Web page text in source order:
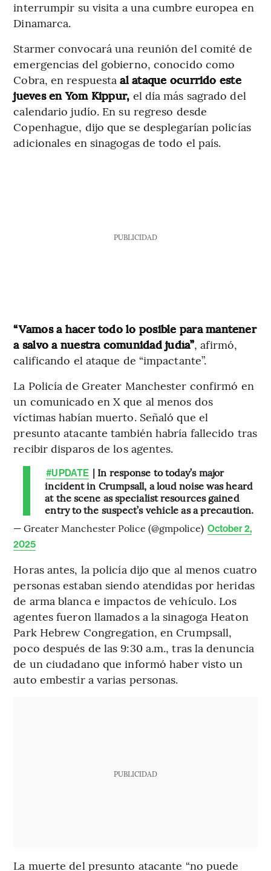
interrumpir su visita a una cumbre europea en
Dinamarca.
Starmer convocará una reunión del comité de
emergencias del gobierno, conocido como
Cobra, en respuestaal ataque ocurrido este
jueves en Yom Kippur, el día más sagrado del
calendario judío. En su regreso desde
Copenhague, dijo que se desplegarían policías
adicionales en sinagogas de todo el país.
PUBLICIDAD
“Vamos a hacer todo lo posible para mantener
a salvo a nuestra comunidad judía”, afirmó,
calificando el ataque de “impactante”.
La Policía de Greater Manchester confirmó en
un comunicado en X que al menos dos
víctimas habían muerto. Señaló que el
presunto atacante también habría fallecido tras
recibir disparos de los agentes.
#UPDATE | In response to today’s major
incident in Crumpsall, a loud noise was heard
at the scene as specialist resources gained
entry to the suspect’s vehicle as a precaution.
— Greater Manchester Police (@gmpolice) October 2,
2025
Horas antes, la policía dijo que al menos cuatro
personas estaban siendo atendidas por heridas
de arma blanca e impactos de vehículo. Los
agentes fueron llamados a la sinagoga Heaton
Park Hebrew Congregation, en Crumpsall,
poco después de las 9:30 a.m., tras la denuncia
de un ciudadano que informó haber visto un
auto embestir a varias personas.
PUBLICIDAD
La muerte del presunto atacante “no puede